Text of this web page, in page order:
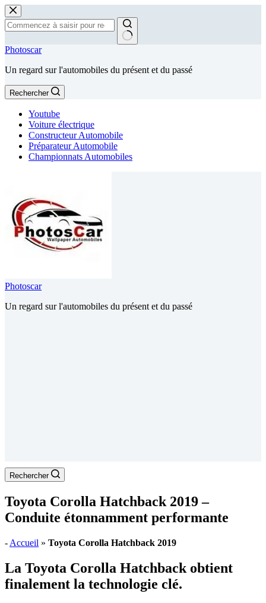
Passer
au
contenu
Aucun
Photoscar
Un regard sur l'automobiles du présent et du passé
Rechercher
Youtube
Voiture électrique
Constructeur Automobile
Préparateur Automobile
Championnats Automobiles
Photoscar
Un regard sur l'automobiles du présent et du passé
Rechercher
Toyota Corolla Hatchback 2019 –
Conduite étonnamment performante
- Accueil » Toyota Corolla Hatchback 2019
La Toyota Corolla Hatchback obtient
finalement la technologie clé.